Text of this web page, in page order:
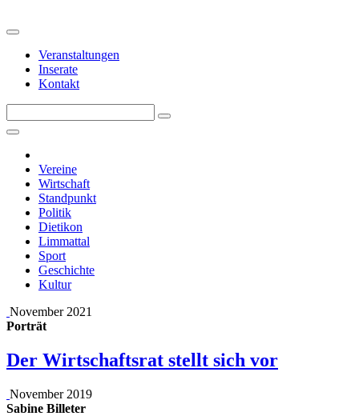
Veranstaltungen
Inserate
Kontakt
Vereine
Wirtschaft
Standpunkt
Politik
Dietikon
Limmattal
Sport
Geschichte
Kultur
November 2021
Porträt
Der Wirtschaftsrat stellt sich vor
November 2019
Sabine Billeter